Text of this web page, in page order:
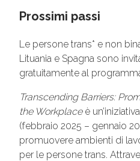
Prossimi passi
Le persone trans* e non
Lituania e Spagna sono
gratuitamente al
Transcending Barriers:
the Workplaceè
(febbraio 2025 – gennaio
promuovere ambienti di
per le persone trans.